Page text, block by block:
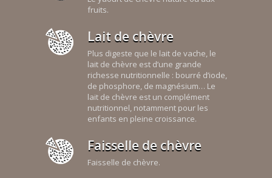
fruits.
Lait de chèvre
Plus digeste que le lait de vache, le
lait de chèvre est d’une grande
richesse nutritionnelle : bourré d’iode,
de phosphore, de magnésium… Le
lait de chèvre est un complément
nutritionnel, notamment pour les
enfants en pleine croissance.
Faisselle de chèvre
Faisselle de chèvre.